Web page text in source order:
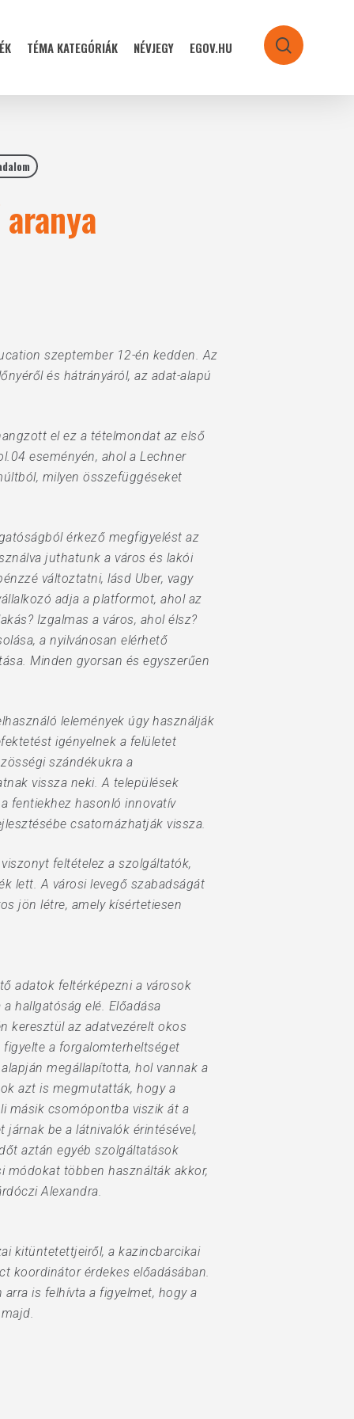
TÉMA KATEGÓRIÁK NÉVJEGY EGOV.HU search
szeptember 12-én kedden. Az
és hátrányáról, az adat-alapú
el ez a tételmondat az első
eseményén, ahol a Lechner
milyen összefüggéseket
érkező megfigyelést az
juthatunk a város és lakói
változtatni, lásd Uber, vagy
adja a platformot, ahol az
Izgalmas a város, ahol élsz?
a nyilvánosan elérhető
Minden gyorsan és egyszerűen
lelemények úgy használják
igényelnek a felületet
szándékukra a
vissza neki. A települések
fentiekhez hasonló innovatív
csatornázhatják vissza.
feltételez a szolgáltatók,
lett. A városi levegő szabadságát
jön létre, amely kísértetiesen
adatok feltérképezni a városok
hallgatóság elé. Előadása
keresztül az adatvezérelt okos
a forgalomterheltséget
megállapította, hol vannak a
azt is megmutatták, hogy a
másik csomópontba viszik át a
be a látnivalók érintésével,
aztán egyéb szolgáltatások
módokat többen használták akkor,
Alexandra.
kitüntetettjeiről, a kazincbarcikai
koordinátor érdekes előadásában.
is felhívta a figyelmet, hogy a